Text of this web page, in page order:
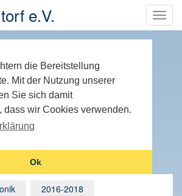
e.V.
die Bereitstellung
Mit der Nutzung unserer
Sie sich damit
dass wir Cookies verwenden.
Ok
2016-2018